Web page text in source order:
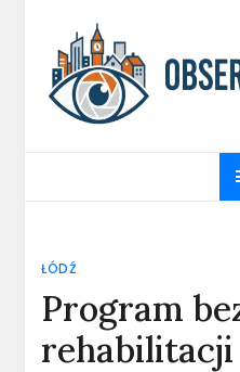
content
ŁÓDŹ
Program
rehabilitacji